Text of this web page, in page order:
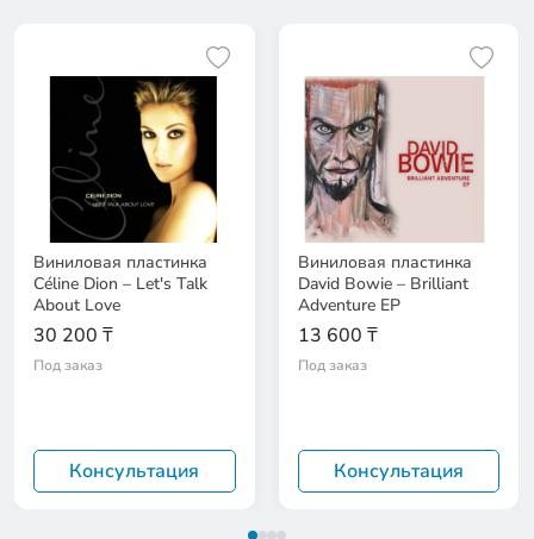
Виниловая пластинка
Céline Dion – Let's Talk
About Love
30 200 ₸
Под заказ
Консультация
Виниловая пластинка
David Bowie – Brilliant
Adventure EP
13 600 ₸
Под заказ
Консультация